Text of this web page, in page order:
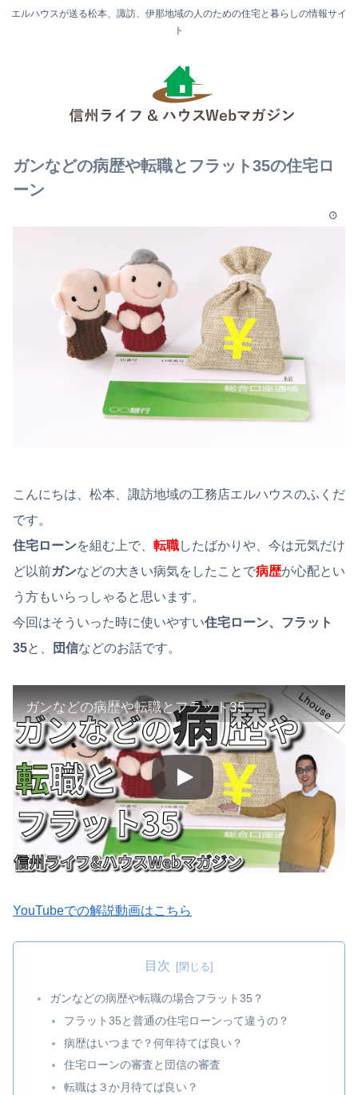
エルハウスが送る松本、諏訪、伊那地域の人のための住宅と暮らしの情報サイ
ト
ガンなどの病歴や転職とフラット35の住宅ロ
ーン
こんにちは、松本、諏訪地域の工務店エルハウスのふくだ
です。
住宅ローンを組む上で、 転職したばかりや、今は元気だけ
ど以前ガンなどの大きい病気をしたことで病歴が心配とい
う方もいらっしゃると思います。
今回はそういった時に使いやすい住宅ローン、フラット
35と、 団信などのお話です。
ガンなどの病歴や転職とフラット35
YouTubeでの解説動画はこちら
目次
ガンなどの病歴や転職の場合フラット35？
フラット35と普通の住宅ローンって違うの？
病歴はいつまで？何年待てば良い？
住宅ローンの審査と団信の審査
転職は３か月待てば良い？